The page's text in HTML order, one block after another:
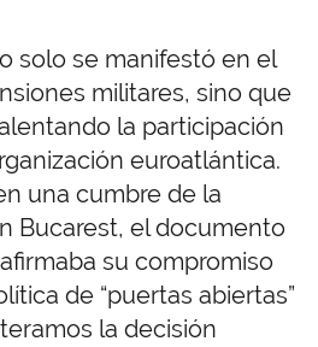
solo se manifestó en el
militares, sino que
la participación
euroatlántica.
una cumbre de la
Bucarest, el documento
su compromiso
de “puertas abiertas”
la decisión